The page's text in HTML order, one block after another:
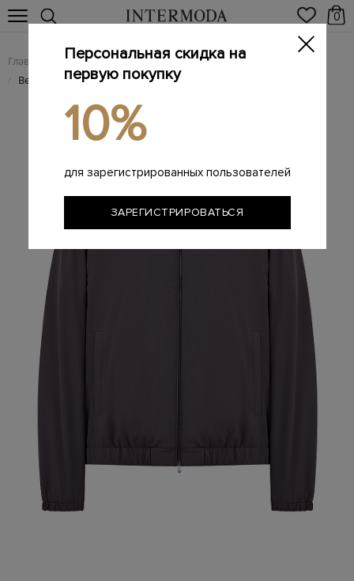
0
Главная Мужчинам / Одежда / Куртки
/ Ветровка-бомбер из влагоотталкивающей шерсти Loro Piana
Персональная скидка на
первую покупку
10%
для зарегистрированных пользователей
ЗАРЕГИСТРИРОВАТЬСЯ